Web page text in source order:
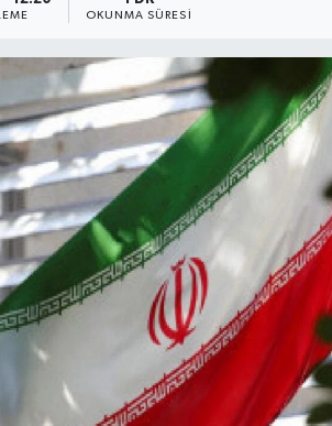
OKUNMA SÜRESI